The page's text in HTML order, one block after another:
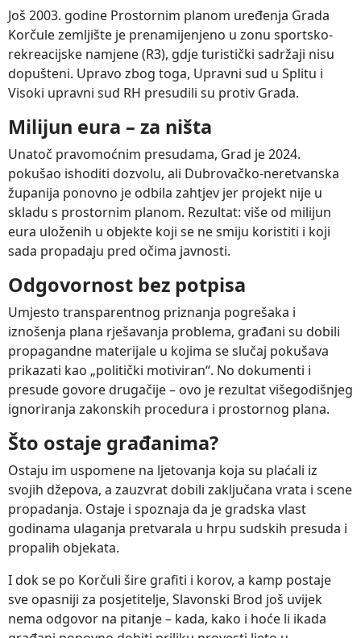
Još 2003. godine Prostornim planom uređenja Grada
Korčule zemljište je prenamijenjeno u zonu sportsko-
rekreacijske namjene (R3), gdje turistički sadržaji nisu
dopušteni. Upravo zbog toga, Upravni sud u Splitu i
Visoki upravni sud RH presudili su protiv Grada.
Milijun eura – za ništa
Unatoč pravomoćnim presudama, Grad je 2024.
pokušao ishoditi dozvolu, ali Dubrovačko-neretvanska
županija ponovno je odbila zahtjev jer projekt nije u
skladu s prostornim planom. Rezultat: više od milijun
eura uloženih u objekte koji se ne smiju koristiti i koji
sada propadaju pred očima javnosti.
Odgovornost bez potpisa
Umjesto transparentnog priznanja pogrešaka i
iznošenja plana rješavanja problema, građani su dobili
propagandne materijale u kojima se slučaj pokušava
prikazati kao „politički motiviran“. No dokumenti i
presude govore drugačije – ovo je rezultat višegodišnjeg
ignoriranja zakonskih procedura i prostornog plana.
Što ostaje građanima?
Ostaju im uspomene na ljetovanja koja su plaćali iz
svojih džepova, a zauzvrat dobili zaključana vrata i scene
propadanja. Ostaje i spoznaja da je gradska vlast
godinama ulaganja pretvarala u hrpu sudskih presuda i
propalih objekata.
I dok se po Korčuli šire grafiti i korov, a kamp postaje
sve opasniji za posjetitelje, Slavonski Brod još uvijek
nema odgovor na pitanje – kada, kako i hoće li ikada